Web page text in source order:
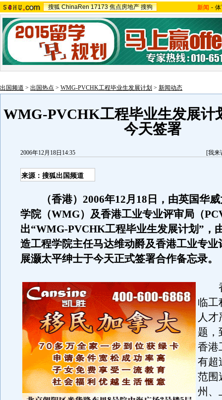
搜狐 ChinaRen 17173 焦点房地产 搜狗 新闻 -
出国频道 > 出国热点 > WMG-PVCHK工程毕业生发展计划 > 新闻动态
WMG-PVCHK工程毕业生发展计
今天签署
2006年12月18日14:35 [我来
来源：搜狐出国频道
（香港）2006年12月18日，由英国华威
学院（WMG）及香港工业专业评审局（
出“WMG-PVCHK工程毕业生发展计划”，
造工程学院主任马达维动爵及香港工业专业
展灏太平绅士于今天正式签署合作备忘录。
香
临工
人才
题，
香港
有超
范围
州、